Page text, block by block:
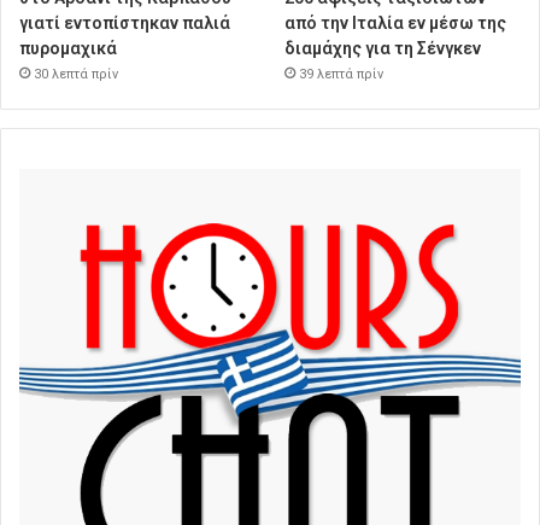
γιατί εντοπίστηκαν παλιά
πυρομαχικά
30 λεπτά πρίν
από την Ιταλία εν μέσω της
διαμάχης για τη Σένγκεν
39 λεπτά πρίν